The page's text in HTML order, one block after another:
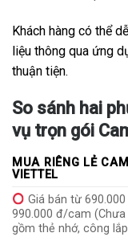
Khách hàng có thể
liệu thông qua ứng
thuận tiện.
So sánh hai
vụ trọn gói
MUA RIÊNG LẺ
VIETTEL
Giá bán từ 690.000
990.000 đ/cam (Chưa
gồm thẻ nhớ, công